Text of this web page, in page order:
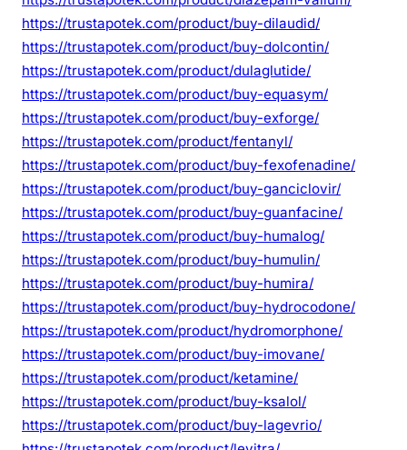
https://trustapotek.com/product/buy-dilaudid/
https://trustapotek.com/product/buy-dolcontin/
https://trustapotek.com/product/dulaglutide/
https://trustapotek.com/product/buy-equasym/
https://trustapotek.com/product/buy-exforge/
https://trustapotek.com/product/fentanyl/
https://trustapotek.com/product/buy-fexofenadine/
https://trustapotek.com/product/buy-ganciclovir/
https://trustapotek.com/product/buy-guanfacine/
https://trustapotek.com/product/buy-humalog/
https://trustapotek.com/product/buy-humulin/
https://trustapotek.com/product/buy-humira/
https://trustapotek.com/product/buy-hydrocodone/
https://trustapotek.com/product/hydromorphone/
https://trustapotek.com/product/buy-imovane/
https://trustapotek.com/product/ketamine/
https://trustapotek.com/product/buy-ksalol/
https://trustapotek.com/product/buy-lagevrio/